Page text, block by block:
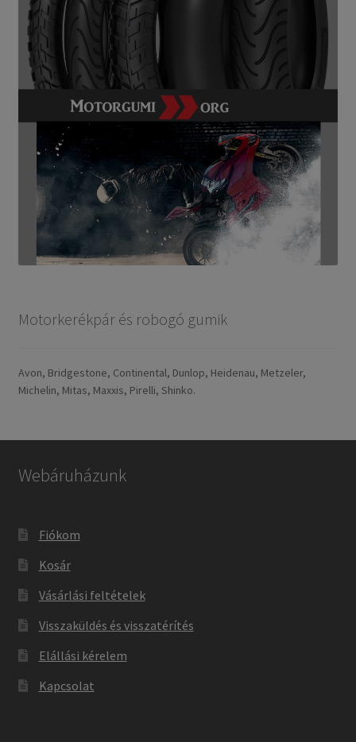
Motorkerékpár és robogó gumik
Avon, Bridgestone, Continental, Dunlop, Heidenau, Metzeler,
Michelin, Mitas, Maxxis, Pirelli, Shinko.
Webáruházunk
Fiókom
Kosár
Vásárlási feltételek
Visszaküldés és visszatérítés
Elállási kérelem
Kapcsolat